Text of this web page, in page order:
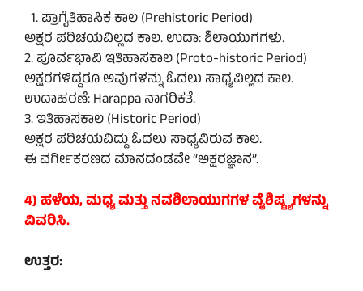
1. ಪ್ರಾಗೈತಿಹಾಸಿಕ ಕಾಲ (Prehistoric Period)
ಅಕ್ಷರ ಪರಿಚಯವಿಲ್ಲದ ಕಾಲ. ಉದಾ: ಶಿಲಾಯುಗಗಳು.
2. ಪೂರ್ವಭಾವಿ ಇತಿಹಾಸಕಾಲ (Proto-historic Period)
ಅಕ್ಷರಗಳಿದ್ದರೂ ಅವುಗಳನ್ನು ಓದಲು ಸಾಧ್ಯವಿಲ್ಲದ ಕಾಲ.
ಉದಾಹರಣೆ: Harappa ನಾಗರಿಕತೆ.
3. ಇತಿಹಾಸಕಾಲ (Historic Period)
ಅಕ್ಷರ ಪರಿಚಯವಿದ್ದು ಓದಲು ಸಾಧ್ಯವಿರುವ ಕಾಲ.
ಈ ವರ್ಗೀಕರಣದ ಮಾನದಂಡವೇ “ಅಕ್ಷರಜ್ಞಾನ”.
4) ಹಳೆಯ, ಮಧ್ಯ ಮತ್ತು ನವಶಿಲಾಯುಗಗಳ ವೈಶಿಷ್ಟ್ಯಗಳನ್ನು
ವಿವರಿಸಿ.
ಉತ್ತರ: